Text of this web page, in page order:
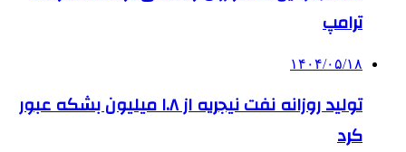
ترامپ
۱۴۰۴/۰۵/۱۸
تولید روزانه نفت نیجریه از ۱.۸ میلیون بشکه عبور
کرد